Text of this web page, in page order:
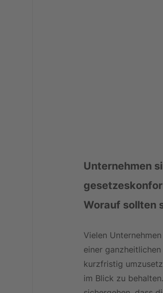
Unternehmen
Worauf sollten
Vielen
einer
kurzfristig
im Blick zu